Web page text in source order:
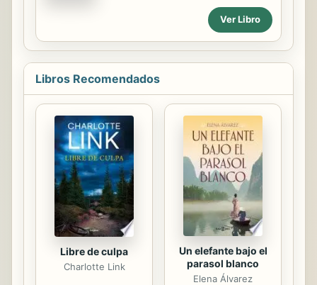
lo largo de casi 30 años, Brassaï crea
un revelador perfil de Picasso y, al
mismo tiempo, construye una
emocionante crónica del arte en la
personajes como Dalí, Matisse,
Camus, Sartre y Cocteau. "Si alguien
quiere entenderme -dice Picasso-,
debe leer este libro".
Ver Libro
Libros Recomendados
Libre de culpa
Charlotte Link
Un elefante bajo el
parasol blanco
Elena Álvarez